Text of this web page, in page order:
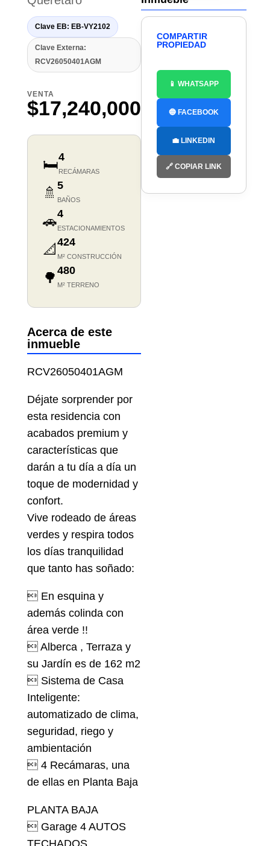
Clave EB: EB-VY2102
Clave Externa:
RCV26050401AGM
VENTA
$17,240,000
🛏️4
RECÁMARAS
🚿 5
BAÑOS
🚗4
ESTACIONAMIENTOS
📐 424
M² CONSTRUCCIÓN
🌳 480
M² TERRENO
Acerca de este
inmueble
RCV26050401AGM
Déjate sorprender por
esta residencia con
acabados premium y
características que
darán a tu día a día un
toque de modernidad y
confort.
Vive rodeado de áreas
verdes y respira todos
los días tranquilidad
que tanto has soñado:
 En esquina y
además colinda con
área verde !!
 Alberca , Terraza y
su Jardín es de 162 m2
 Sistema de Casa
Inteligente:
automatizado de clima,
seguridad, riego y
ambientación
 4 Recámaras, una
de ellas en Planta Baja
PLANTA BAJA
 Garage 4 AUTOS
COMPARTIR
PROPIEDAD
📱 WHATSAPP
🔵 FACEBOOK
💼 LINKEDIN
🔗 COPIAR LINK